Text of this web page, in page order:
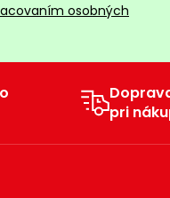
osobných
pri